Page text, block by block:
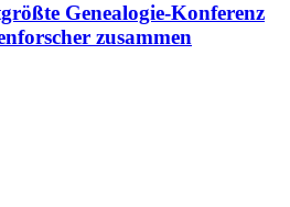
Genealogie-Konferenz
zusammen